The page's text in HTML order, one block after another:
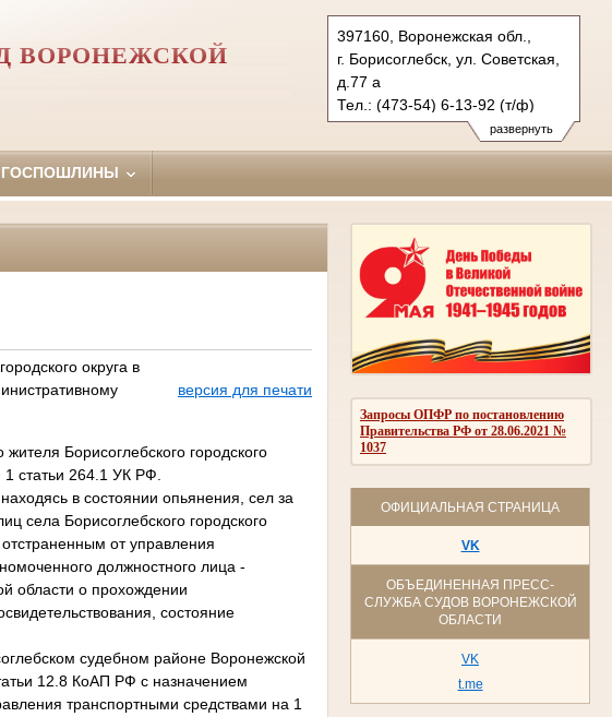
развернуть
397160, Воронежская обл.,
г. Борисоглебск, ул. Советская,
д.77 а
Тел.: (473-54) 6-13-92 (т/ф)
borisoglebsky.vrn@sudrf.ru
ВОРОНЕЖСКОЙ
ГОСПОШЛИНЫ
Запросы ОПФР по постановлению
Правительства РФ от 28.06.2021 №
1037
ОФИЦИАЛЬНАЯ СТРАНИЦА
VK
ОБЪЕДИНЕННАЯ ПРЕСС-
СЛУЖБА СУДОВ ВОРОНЕЖСКОЙ
ОБЛАСТИ
VK
t.me
округа в
версия для печати
Борисоглебского городского
статьи 264.1 УК РФ.
в состоянии опьянения, сел за
села Борисоглебского городского
от управления
должностного лица -
области о прохождении
состояние
судебном районе Воронежской
12.8 КоАП РФ с назначением
транспортными средствами на 1